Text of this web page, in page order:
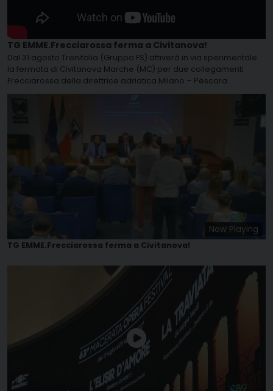
TG EMME.Frecciarossa ferma a Civitanova!
Dal 31 agosto Trenitalia (Gruppo FS) attiverà in via sperimentale
la fermata di Civitanova Marche (MC) per due collegamenti
Frecciarossa della direttrice adriatica Milano – Pescara.
Now Playing
TG EMME.Frecciarossa ferma a Civitanova!